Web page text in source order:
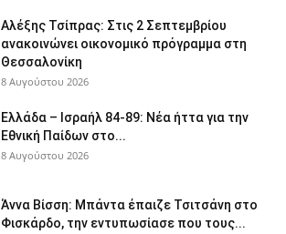
Αλέξης Τσίπρας: Στις 2 Σεπτεμβρίου
ανακοινώνει οικονομικό πρόγραμμα στη
Θεσσαλονίκη
8 Αυγούστου 2026
Ελλάδα – Ισραήλ 84-89: Νέα ήττα για την
Εθνική Παίδων στο...
8 Αυγούστου 2026
Άννα Βίσση: Μπάντα έπαιζε Τσιτσάνη στο
Φισκάρδο, την εντυπωσίασε που τους...